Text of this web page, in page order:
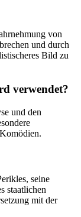
von
und durch
Bild zu
verwendet?
und den
seine
staatlichen
mit der